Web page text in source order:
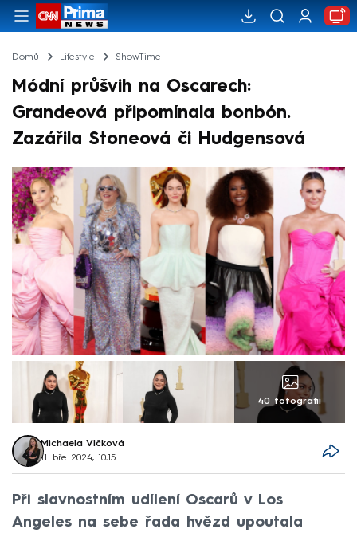
Domů Lifestyle ShowTime
Módní průšvih na Oscarech:
Grandeová připomínala bonbón.
Zazářila Stoneová či Hudgensová
40 fotografií
Michaela Vlčková
11. bře 2024, 10:15
Při slavnostním udílení Oscarů v Los
Angeles na sebe řada hvězd upoutala